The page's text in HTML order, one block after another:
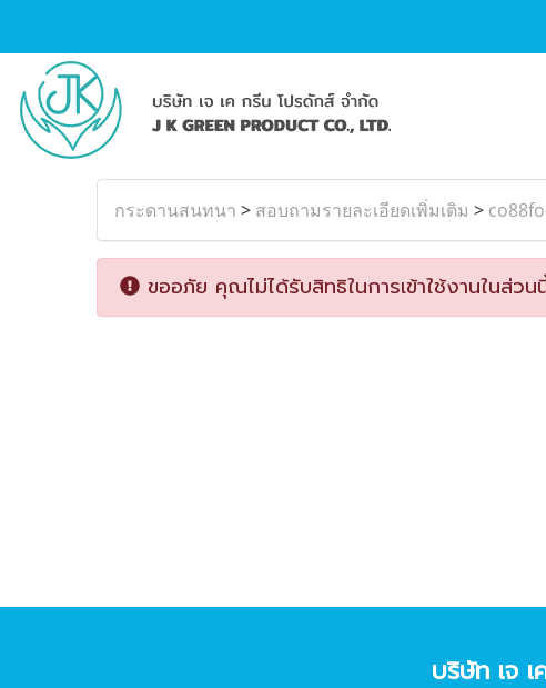
กระดานสนทนา > สอบถามรายละเอียดเพิ่มเติม >
ขออภัย คุณไม่ได้รับสิทธิในการเข้าใช้งานในส่วน
บริษัท เจ